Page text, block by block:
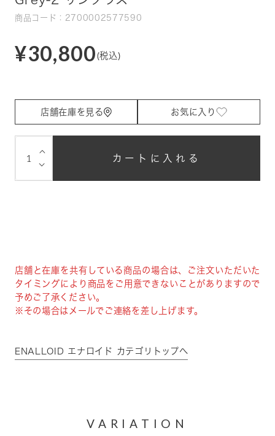
商品コード：2700002577590
¥30,800 (税込)
店舗在庫を見る お気に入り
⌵
⌵ カートに入れる
店舗と在庫を共有している商品の場合は、ご注文いただいた
タイミングにより商品をご用意できないことがありますので
予めご了承ください。
※その場合はメールでご連絡を差し上げます。
ENALLOID エナロイド カテゴリトップへ
VARIATION